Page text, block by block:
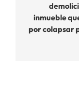
entradas
inmueble
por colapsar